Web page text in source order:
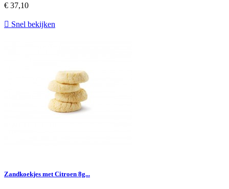
€ 37,10
 Snel bekijken
Zandkoekjes met Citroen 8g...